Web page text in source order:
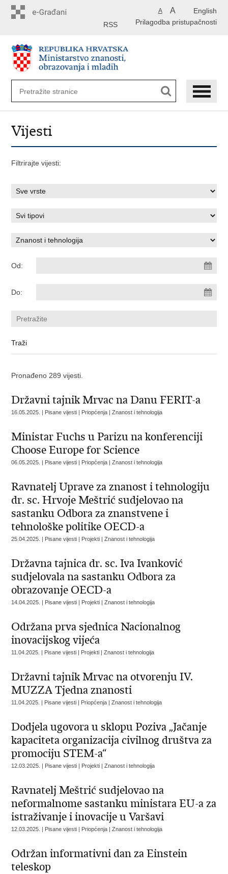
English
A A
Prilagodba pristupačnosti
RSS
Vijesti
Filtrirajte vijesti:
Od:
Do:
Pronađeno 289 vijesti.
Državni tajnik Mrvac na Danu FERIT-a
16.05.2025. | Pisane vijesti | Priopćenja | Znanost i tehnologija
Ministar Fuchs u Parizu na konferenciji
Choose Europe for Science
06.05.2025. | Pisane vijesti | Priopćenja | Znanost i tehnologija
Ravnatelj Uprave za znanost i tehnologiju
dr. sc. Hrvoje Meštrić sudjelovao na
sastanku Odbora za znanstvene i
tehnološke politike OECD-a
25.04.2025. | Pisane vijesti | Projekti | Znanost i tehnologija
Državna tajnica dr. sc. Iva Ivanković
sudjelovala na sastanku Odbora za
obrazovanje OECD-a
14.04.2025. | Pisane vijesti | Projekti | Znanost i tehnologija
Održana prva sjednica Nacionalnog
inovacijskog vijeća
11.04.2025. | Pisane vijesti | Projekti | Znanost i tehnologija
Državni tajnik Mrvac na otvorenju IV.
MUZZA Tjedna znanosti
11.04.2025. | Pisane vijesti | Priopćenja | Znanost i tehnologija
Dodjela ugovora u sklopu Poziva „Jačanje
kapaciteta organizacija civilnog društva za
promociju STEM-a“
12.03.2025. | Pisane vijesti | Projekti | Znanost i tehnologija
Ravnatelj Meštrić sudjelovao na
neformalnome sastanku ministara EU-a za
istraživanje i inovacije u Varšavi
12.03.2025. | Pisane vijesti | Priopćenja | Znanost i tehnologija
Održan informativni dan za Einstein
teleskop